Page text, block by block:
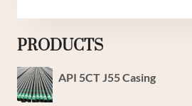
纪
油
田
PRODUCTS
API 5CT J55 Casing